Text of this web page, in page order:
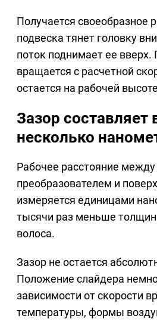
Получается своеобразное
подвеска тянет головку
поток поднимает ее вверх.
вращается с расчетной
остается на рабочей
Зазор составляет
несколько
Рабочее расстояние между
преобразователем и
измеряется единицами
тысячи раз меньше
волоса.
Зазор не остается
Положение слайдера
зависимости от скорости
температуры, формы